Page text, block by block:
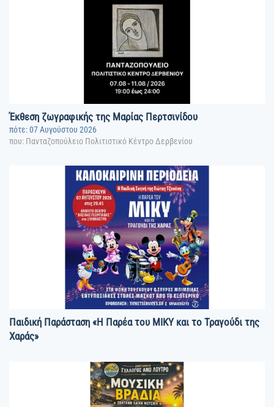
Έκθεση ζωγραφικής της Μαρίας Περτσινίδου
πότε: 07 Αυγούστου 2026
που: Πανταζοπούλειο Πολιτιστικό Κέντρο Δερβενίου
Παιδική Παράσταση «Η Παρέα του ΜΙΚΥ και το Τραγούδι της
Χαράς»